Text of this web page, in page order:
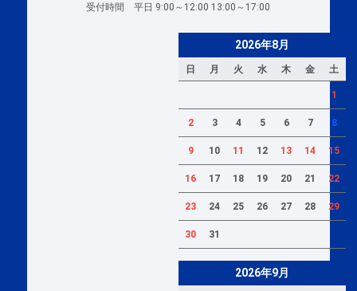
受付時間 平日 9:00～12:00 13:00～17:00
2026年8月
日 月 火 水 木 金 土
1
2 3 4 5 6 7 8
9 10 11 12 13 14 15
16 17 18 19 20 21 22
23 24 25 26 27 28 29
30 31
2026年9月